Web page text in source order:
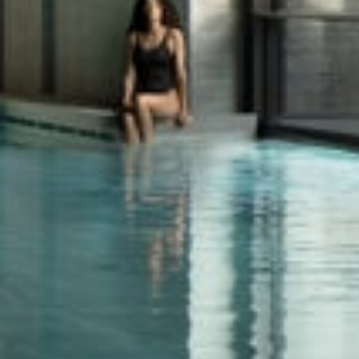
Senses Crans-
Suisse, Crans-Montana